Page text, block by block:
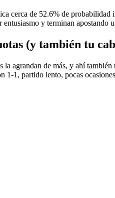
cerca de 52.6% de
y terminan apostando
(y también tu
la agrandan de más, y ahí
1-1, partido lento, pocas